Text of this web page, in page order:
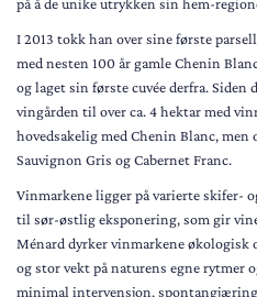
I 2013 tokk han over sine første
med nesten 100 år gamle Chenin
og laget sin første cuvée derfra. Siden
vingården til over ca. 4 hektar med
hovedsakelig med Chenin Blanc, men
Sauvignon Gris og Cabernet Franc.
Vinmarkene ligger på varierte skifer-
til sør-østlig eksponering, som gir
Ménard dyrker vinmarkene økologisk
og stor vekt på naturens egne rytmer
minimal intervensjon,